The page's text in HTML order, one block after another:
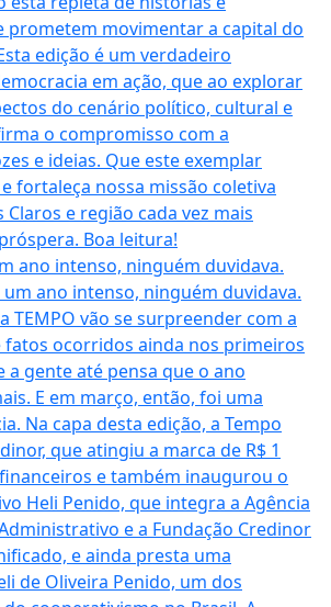
ano intenso, ninguém duvidava.